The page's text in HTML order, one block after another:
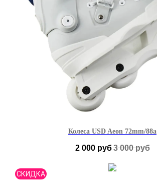
Колеса USD Aeon 72mm/88a
2 000 руб3 000 руб
СКИДКА